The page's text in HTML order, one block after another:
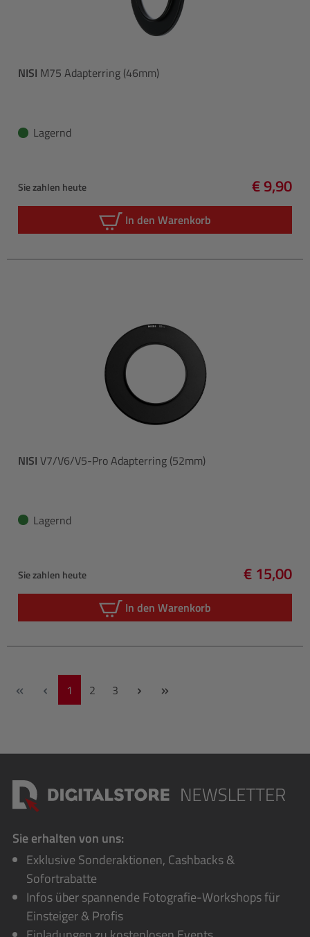
NISI M75 Adapterring (46mm)
Lagernd
Sie zahlen heute € 9,90
In den Warenkorb
NISI V7/V6/V5-Pro Adapterring (52mm)
Lagernd
Sie zahlen heute € 15,00
In den Warenkorb
Seite
1 Seite
2 Seite
3
Sie erhalten von uns:
Exklusive Sonderaktionen, Cashbacks &
Sofortrabatte
Infos über spannende Fotografie-Workshops für
Einsteiger & Profis